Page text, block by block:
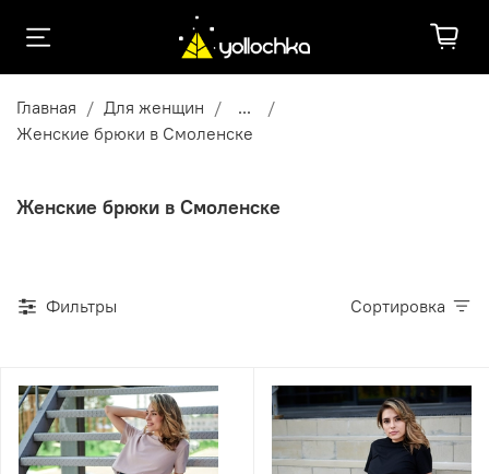
Главная Для женщин
...
Женские брюки в Смоленске
Женские брюки в Смоленске
Фильтры Сортировка